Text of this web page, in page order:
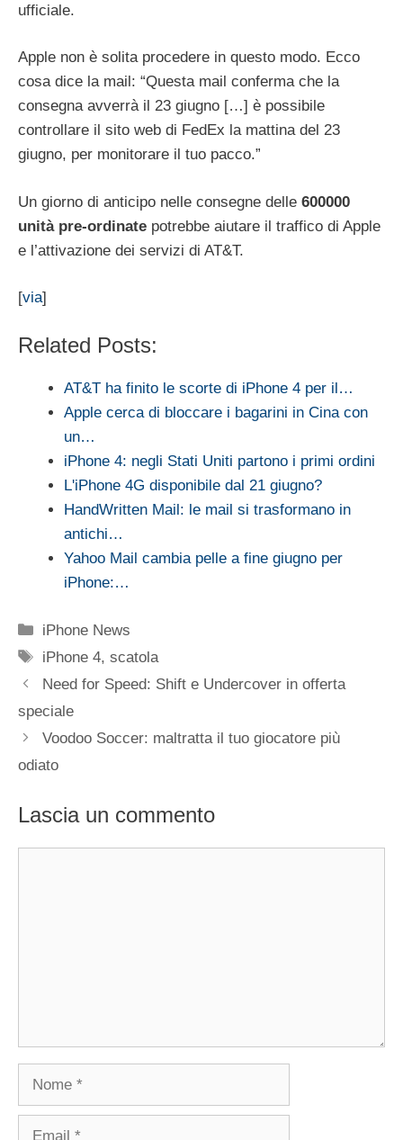
ufficiale.
Apple non è solita procedere in questo modo. Ecco
cosa dice la mail: “Questa mail conferma che la
consegna avverrà il 23 giugno […] è possibile
controllare il sito web di FedEx la mattina del 23
giugno, per monitorare il tuo pacco.”
Un giorno di anticipo nelle consegne delle 600000
unità pre-ordinate potrebbe aiutare il traffico di Apple
e l’attivazione dei servizi di AT&T.
[via]
Related Posts:
AT&T ha finito le scorte di iPhone 4 per il…
Apple cerca di bloccare i bagarini in Cina con
un…
iPhone 4: negli Stati Uniti partono i primi ordini
L'iPhone 4G disponibile dal 21 giugno?
HandWritten Mail: le mail si trasformano in
antichi…
Yahoo Mail cambia pelle a fine giugno per
iPhone:…
Categorie
iPhone News
Tag
iPhone 4,scatola
Need for Speed: Shift e Undercover in offerta
speciale
Voodoo Soccer: maltratta il tuo giocatore più
odiato
Lascia un commento